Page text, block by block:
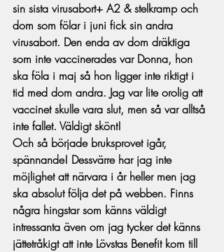
sin sista virusabort+ A2 & stelkramp och
dom som fölar i juni fick sin andra
virusabort. Den enda av dom dräktiga
som inte vaccinerades var Donna, hon
ska föla i maj så hon ligger inte riktigt i
tid med dom andra. Jag var lite orolig att
vaccinet skulle vara slut, men så var alltså
inte fallet. Väldigt skönt!
Och så började bruksprovet igår,
spännande! Dessvärre har jag inte
möjlighet att närvara i år heller men jag
ska absolut följa det på webben. Finns
några hingstar som känns väldigt
intressanta även om jag tycker det känns
jättetråkigt att inte Lövstas Benefit kom till